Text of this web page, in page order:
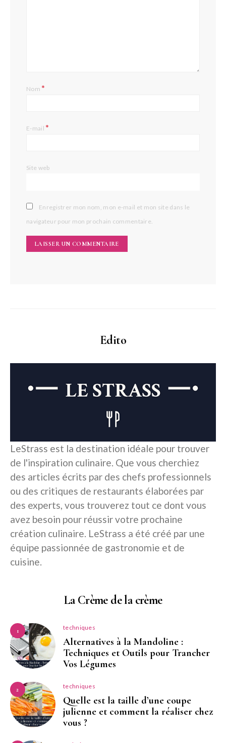
Nom*
E-mail*
Site web
Enregistrer mon nom, mon e-mail et mon site dans le
navigateur pour mon prochain commentaire.
Edito
LeStrass est la destination idéale pour trouver
de l'inspiration culinaire. Que vous cherchiez
des articles écrits par des chefs professionnels
ou des critiques de restaurants élaborées par
des experts, vous trouverez tout ce dont vous
avez besoin pour réussir votre prochaine
création culinaire. LeStrass a été créé par une
équipe passionnée de gastronomie et de
cuisine.
La Crème de la crème
1 techniques
Alternatives à la Mandoline :
Techniques et Outils pour Trancher
Vos Légumes
2 techniques
Quelle est la taille d’une coupe
julienne et comment la réaliser chez
vous ?